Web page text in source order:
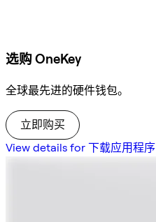
选购 OneKey
全球最先进的硬件钱包。
立即购买
View details for 下载应用程序